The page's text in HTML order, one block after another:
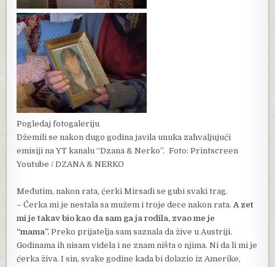
Pogledaj fotogaleriju
Džemili se nakon dugo godina javila unuka zahvaljujući
emisiji na YT kanalu “Dzana & Nerko”.Foto: Printscreen
Youtube / DZANA & NERKO
Međutim, nakon rata, ćerki Mirsadi se gubi svaki trag.
– Ćerka mi je nestala sa mužem i troje dece nakon rata.A zet
mi je takav bio kao da sam ga ja rodila, zvao me je
“mama”. Preko prijatelja sam saznala da žive u Austriji.
Godinama ih nisam videla i ne znam ništa o njima. Ni da li mi je
ćerka živa. I sin, svake godine kada bi dolazio iz Amerike,